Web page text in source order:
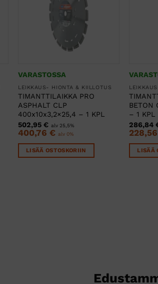
VARASTOSSA
LEIKKAUS- HIONTA & KIILLOTUS
TIMANTTILAIKKA PRO
ASPHALT CLP
400x10x3,2×25,4 – 1 KPL
502,95€ alv 25,5%
400,76€ alv 0%
LISÄÄ OSTOSKORIIN
BETON
– 1 KPL
286,84
LISÄÄ